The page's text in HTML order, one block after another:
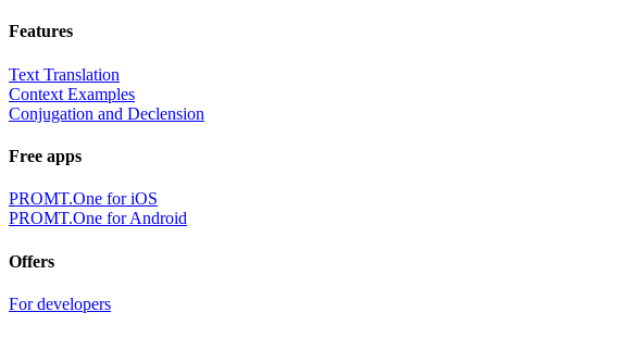
Features
Text Translation
Context Examples
Conjugation and Declension
Free apps
PROMT.One for iOS
PROMT.One for Android
Offers
For developers